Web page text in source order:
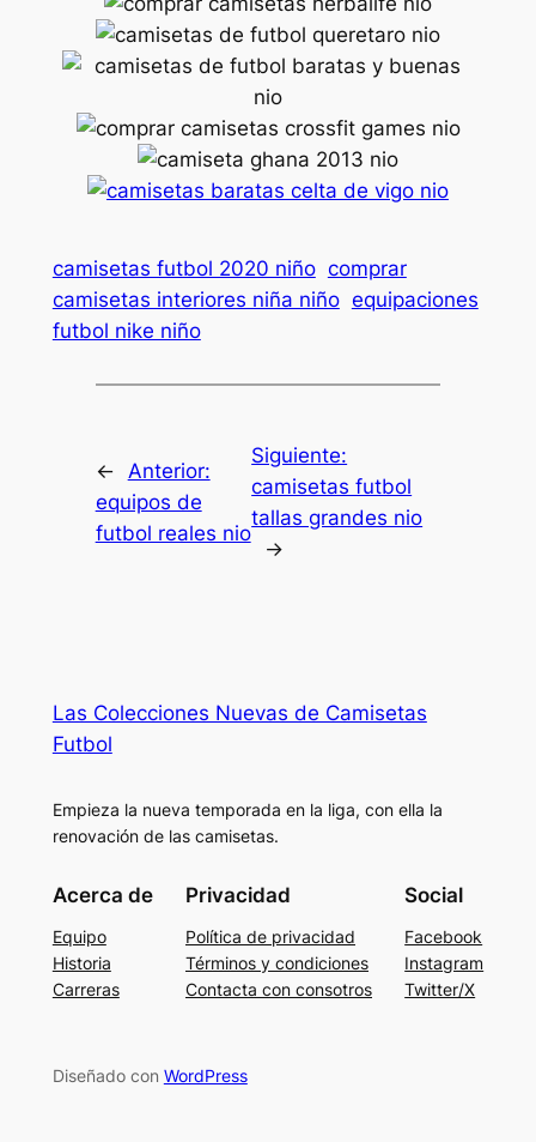
camisetas futbol 2020 niño comprar
camisetas interiores niña niño equipaciones
futbol nike niño
←
Anterior:
equipos de
futbol reales nio
Siguiente:
camisetas futbol
tallas grandes nio
→
Las Colecciones Nuevas de Camisetas
Futbol
Empieza la nueva temporada en la liga, con ella la
renovación de las camisetas.
Acerca de
Equipo
Historia
Carreras
Privacidad
Política de privacidad
Términos y condiciones
Contacta con consotros
Social
Facebook
Instagram
Twitter/X
Diseñado con WordPress